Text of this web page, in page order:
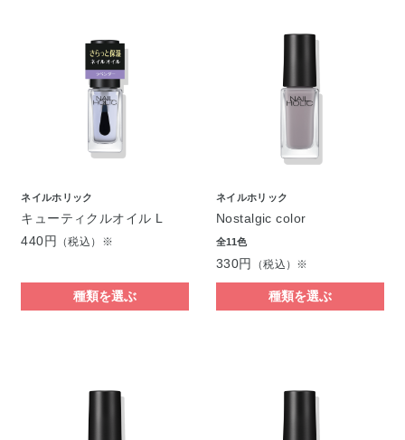
ネイルホリック
キューティクルオイル L
440円
（税込）※
種類を選ぶ
ネイルホリック
Nostalgic color
全11色
330円 （税込）※
種類を選ぶ